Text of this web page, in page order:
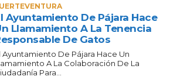
Ayuntamiento De Pájara Hace
Llamamiento A La Tenencia
De Gatos
Ayuntamiento De Pájara Hace Un
A La Colaboración De La
Para...